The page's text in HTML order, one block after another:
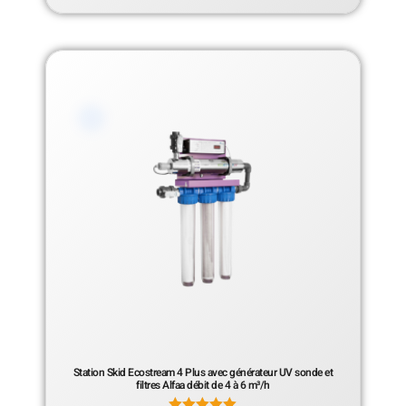
Station Skid Ecostream 4 Plus avec générateur UV sonde et
filtres Alfaa débit de 4 à 6 m³/h